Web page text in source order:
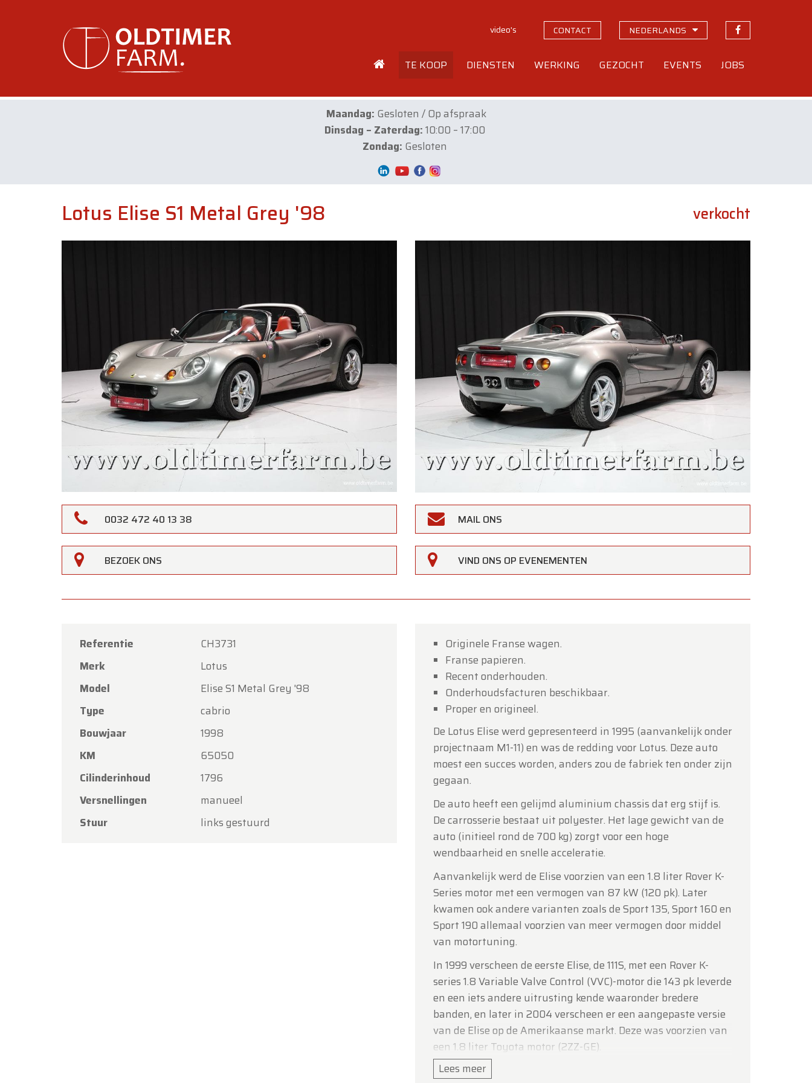
video's CONTACT NEDERLANDS
TE KOOP DIENSTEN WERKING GEZOCHT EVENTS JOBS
Maandag: Gesloten / Op afspraak
Dinsdag – Zaterdag:10:00 – 17:00
Zondag: Gesloten
Lotus Elise S1 Metal Grey '98 verkocht
0032 472 40 13 38 MAIL ONS
BEZOEK ONS VIND ONS OP EVENEMENTEN
Referentie
CH3731
Merk
Lotus
Model
Elise S1 Metal Grey '98
Type
cabrio
Bouwjaar
1998
KM
65050
Cilinderinhoud
1796
Versnellingen
manueel
Stuur
links gestuurd
Originele Franse wagen.
Franse papieren.
Recent onderhouden.
Onderhoudsfacturen beschikbaar.
Proper en origineel.
De Lotus Elise werd gepresenteerd in 1995 (aanvankelijk onder
projectnaam M1-11) en was de redding voor Lotus. Deze auto
moest een succes worden, anders zou de fabriek ten onder zijn
gegaan.
De auto heeft een gelijmd aluminium chassis dat erg stijf is.
De carrosserie bestaat uit polyester. Het lage gewicht van de
auto (initieel rond de 700 kg) zorgt voor een hoge
wendbaarheid en snelle acceleratie.
Aanvankelijk werd de Elise voorzien van een 1.8 liter Rover K-
Series motor met een vermogen van 87 kW (120 pk). Later
kwamen ook andere varianten zoals de Sport 135, Sport 160 en
Sport 190 allemaal voorzien van meer vermogen door middel
van motortuning.
In 1999 verscheen de eerste Elise, de 111S, met een Rover K-
series 1.8 Variable Valve Control (VVC)-motor die 143 pk leverde
en een iets andere uitrusting kende waaronder bredere
banden, en later in 2004 verscheen er een aangepaste versie
van de Elise op de Amerikaanse markt. Deze was voorzien van
een 1.8 liter Toyota motor (2ZZ-GE).
Technische gegevens
Lees meer
Beste klanten,
gesloten zijn op zaterdag 15 augustus (O.L.V.
gewoon geopend van maandag 10 augustus tot en
volgens de normale openingsuren.
Maandag 17 augustus
enkel open op afspraak.
Bedankt voor uw begrip en graag tot binnenkort!